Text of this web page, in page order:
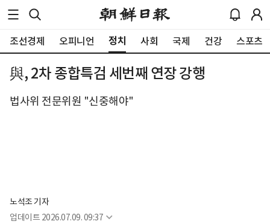
조선경제 오피니언 정치 사회 국제 건강 스포츠
與, 2차 종합특검 세번째 연장 강행
법사위 전문위원 "신중해야"
노석조 기자
업데이트 2026.07.09. 09:37